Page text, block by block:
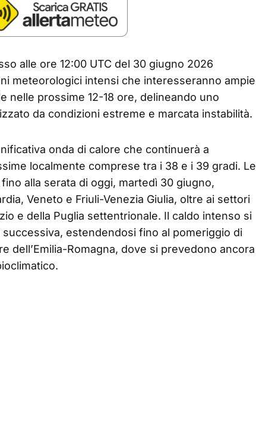
alle ore 12:00 UTC del 30 giugno 2026
meteorologici intensi che interesseranno ampie
nelle prossime 12-18 ore, delineando uno
da condizioni estreme e marcata instabilità.
onda di calore che continuerà a
localmente comprese tra i 38 e i 39 gradi. Le
alla serata di oggi, martedì 30 giugno,
Veneto e Friuli-Venezia Giulia, oltre ai settori
e della Puglia settentrionale. Il caldo intenso si
estendendosi fino al pomeriggio di
dell’Emilia-Romagna, dove si prevedono ancora